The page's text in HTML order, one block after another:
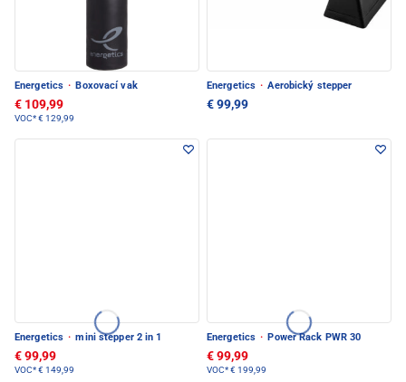
Energetics · Boxovací vak
€ 109,99
VOC*€ 129,99
Energetics · Aerobický stepper
€ 99,99
Energetics · mini stepper 2 in 1
€ 99,99
VOC*€ 149,99
Energetics · Power Rack PWR 30
€ 99,99
VOC*€ 199,99